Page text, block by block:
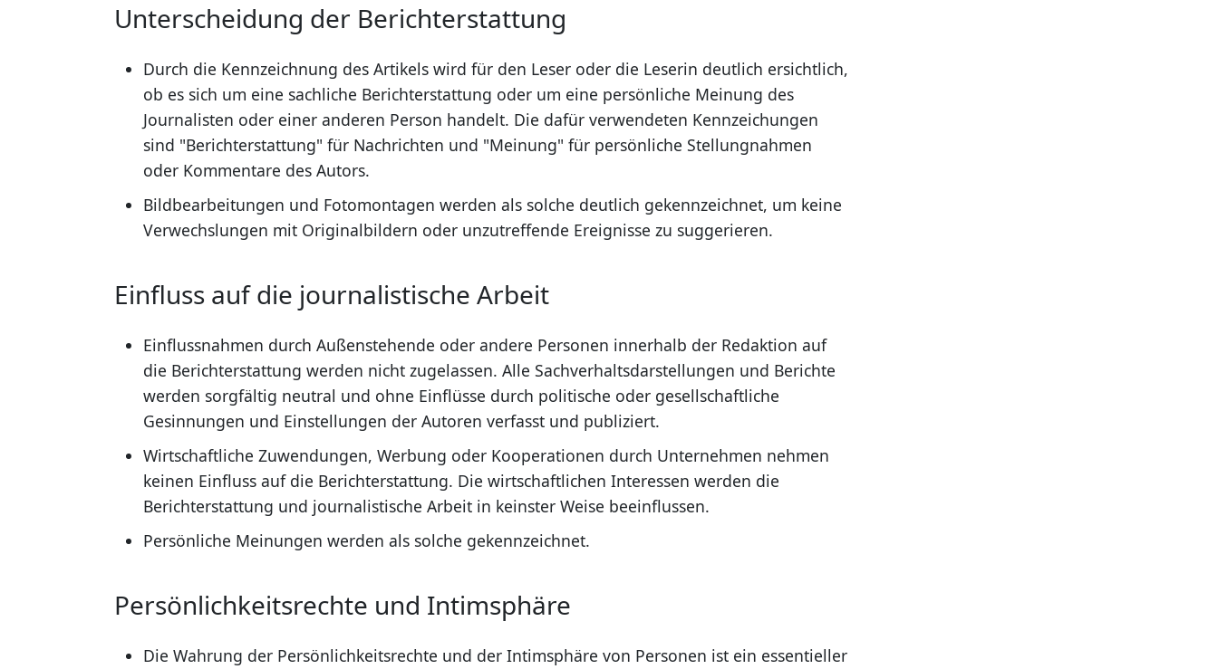
Unterscheidung der Berichterstattung
Durch die Kennzeichnung des Artikels wird für den Leser oder die Leserin deutlich ersichtlich,
ob es sich um eine sachliche Berichterstattung oder um eine persönliche Meinung des
Journalisten oder einer anderen Person handelt. Die dafür verwendeten Kennzeichungen
sind "Berichterstattung" für Nachrichten und "Meinung" für persönliche Stellungnahmen
oder Kommentare des Autors.
Bildbearbeitungen und Fotomontagen werden als solche deutlich gekennzeichnet, um keine
Verwechslungen mit Originalbildern oder unzutreffende Ereignisse zu suggerieren.
Einfluss auf die journalistische Arbeit
Einflussnahmen durch Außenstehende oder andere Personen innerhalb der Redaktion auf
die Berichterstattung werden nicht zugelassen. Alle Sachverhaltsdarstellungen und Berichte
werden sorgfältig neutral und ohne Einflüsse durch politische oder gesellschaftliche
Gesinnungen und Einstellungen der Autoren verfasst und publiziert.
Wirtschaftliche Zuwendungen, Werbung oder Kooperationen durch Unternehmen nehmen
keinen Einfluss auf die Berichterstattung. Die wirtschaftlichen Interessen werden die
Berichterstattung und journalistische Arbeit in keinster Weise beeinflussen.
Persönliche Meinungen werden als solche gekennzeichnet.
Persönlichkeitsrechte und Intimsphäre
Die Wahrung der Persönlichkeitsrechte und der Intimsphäre von Personen ist ein essentieller